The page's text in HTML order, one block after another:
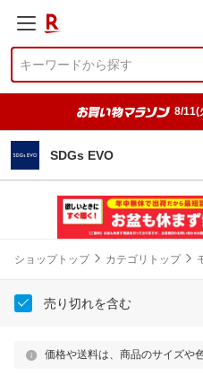
8/11(
SDGs EVO
ショップトップ カテゴリトップ
売り切れを含む
価格や送料は、商品のサイズや